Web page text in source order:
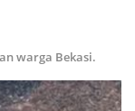
warga Bekasi.